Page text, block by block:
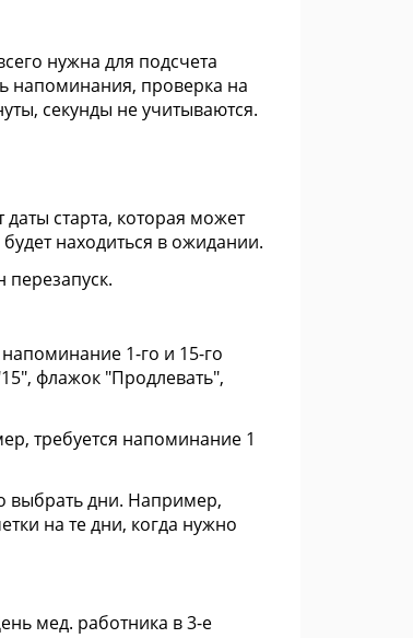
нужна для подсчета
напоминания, проверка на
секунды не учитываются.
старта, которая может
находиться в ожидании.
перезапуск.
1-го и 15-го
флажок "Продлевать",
требуется напоминание 1
выбрать дни. Например,
на те дни, когда нужно
мед. работника в 3-е